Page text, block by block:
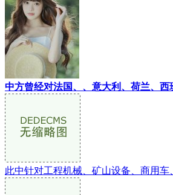
中方曾经对法国、、意大利、荷兰、西
此中针对工程机械、矿山设备、商用车